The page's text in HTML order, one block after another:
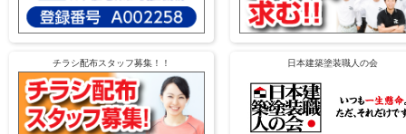
チラシ配布スタッフ募集！！ 日本建築塗装職人の会